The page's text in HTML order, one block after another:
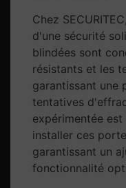
Chez
d'une sécurité
blindées sont
résistants et les
garantissant une
tentatives
expérimentée
installer ces
garantissant un
fonctionnalité